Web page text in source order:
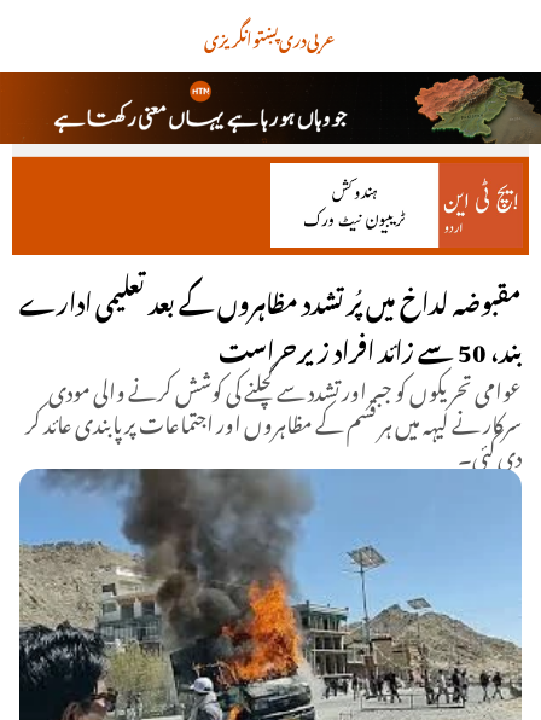
انگریزیپښتودریعربی
مقبوضہ لداخ میں پُرتشدد مظاہروں کے بعد تعلیمی ادارے
بند، 50 سے زائد افراد زیرحراست
عوامی تحریکوں کو جبر اور تشدد سے کچلنے کی کوشش کرنے والی مودی
سرکار نے لیہہ میں ہر قسم کے مظاہروں اور اجتماعات پر پابندی عائد کر
دی گئی۔